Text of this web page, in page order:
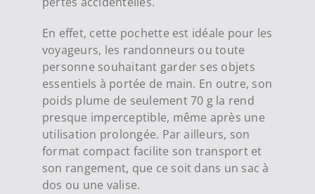
En effet, cette pochette est idéale pour les
voyageurs, les randonneurs ou toute
personne souhaitant garder ses objets
essentiels à portée de main. En outre, son
poids plume de seulement 70 g la rend
presque imperceptible, même après une
utilisation prolongée. Par ailleurs, son
format compact facilite son transport et
son rangement, que ce soit dans un sac à
dos ou une valise.